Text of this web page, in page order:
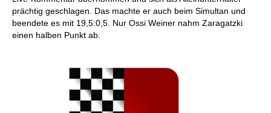
prächtig geschlagen. Das machte er auch beim Simultan und
beendete es mit 19,5:0,5. Nur Ossi Weiner nahm Zaragatzki
einen halben Punkt ab.